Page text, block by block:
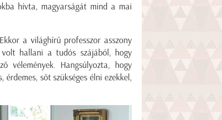
hívta, magyarságát mind a mai
a világhírű professzor asszony
hallani a tudós szájából, hogy
vélemények. Hangsúlyozta, hogy
sőt szükséges élni ezekkel,